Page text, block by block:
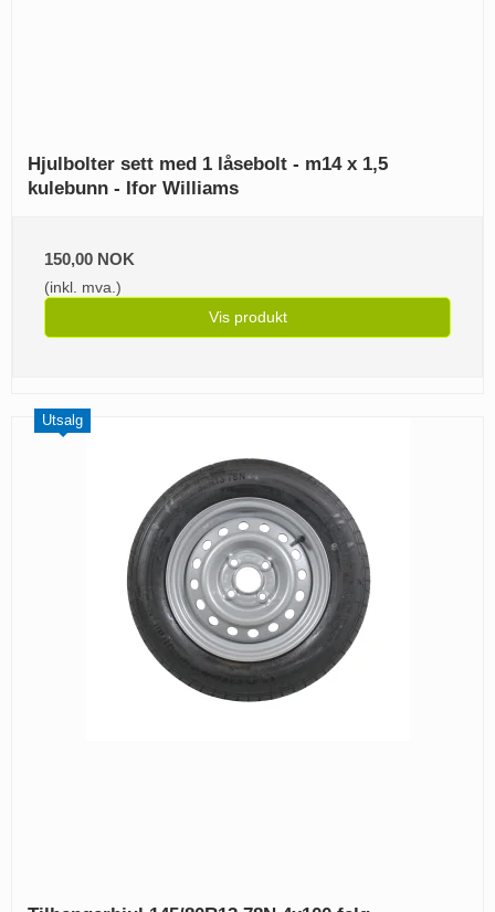
Hjulbolter sett med 1 låsebolt - m14 x 1,5
kulebunn - Ifor Williams
150,00 NOK
(inkl. mva.)
Vis produkt
Utsalg